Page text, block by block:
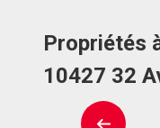
Propriétés
10427 32